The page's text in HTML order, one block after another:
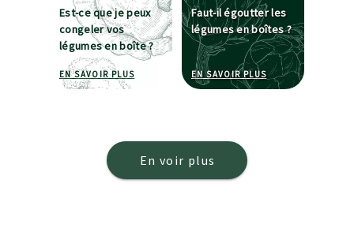
Est-ce que je peux
congeler vos
légumes en boîte ?
EN SAVOIR PLUSÀ PROPOS DE EST-CE QUE JE PEUX CONGELER
Faut-il égoutter les
légumes en boîtes ?
EN SAVOIR PLUSÀ PROPOS DE
En voir plus